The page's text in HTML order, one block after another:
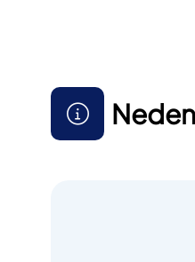
Neden